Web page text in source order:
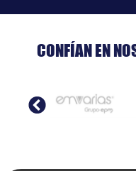
CONFÍAN EN